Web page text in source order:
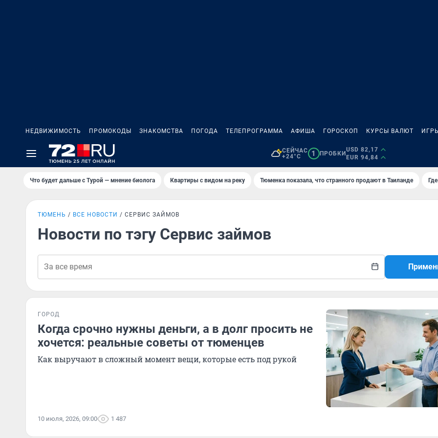
НЕДВИЖИМОСТЬ ПРОМОКОДЫ ЗНАКОМСТВА ПОГОДА ТЕЛЕПРОГРАММА АФИША ГОРОСКОП КУРСЫ ВАЛЮТ
СЕЙЧАС
+24°C
1 ПРОБКИ
USD 82,17
EUR 94,84
Что будет дальше с Турой — мнение биолога Квартиры с видом на реку Тюменка показала, что странного продают в Таиланде
ТЮМЕНЬ ВСЕ НОВОСТИ СЕРВИС ЗАЙМОВ
Новости по тэгу Сервис займов
ГОРОД
Когда срочно нужны деньги, а в долг просить не
хочется: реальные советы от тюменцев
Как выручают в сложный момент вещи, которые есть под рукой
10 июля, 2026, 09:00 1 487